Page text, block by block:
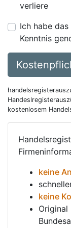
verliere
Ich habe
Kenntnis
kostenlosem
keine
keine